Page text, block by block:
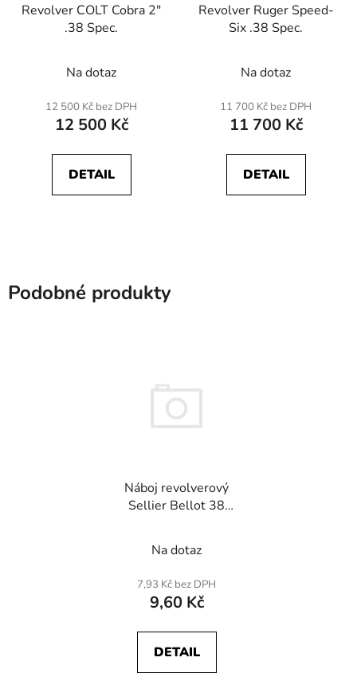
Revolver COLT Cobra 2"
.38 Spec.
Na dotaz
12 500 Kč bez DPH
12 500 Kč
DETAIL
Revolver Ruger Speed-
Six .38 Spec.
Na dotaz
11 700 Kč bez DPH
11 700 Kč
DETAIL
Podobné produkty
Náboj revolverový
Sellier Bellot 38
Na dotaz
7,93 Kč bez DPH
9,60 Kč
DETAIL